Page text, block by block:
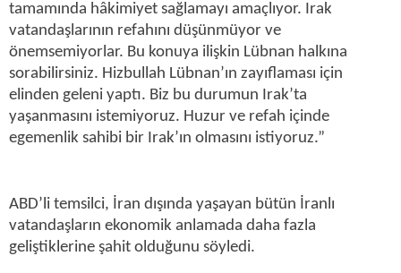
tamamında hâkimiyet sağlamayı amaçlıyor. Irak
vatandaşlarının refahını düşünmüyor ve
önemsemiyorlar. Bu konuya ilişkin Lübnan halkına
sorabilirsiniz. Hizbullah Lübnan’ın zayıflaması için
elinden geleni yaptı. Biz bu durumun Irak’ta
yaşanmasını istemiyoruz. Huzur ve refah içinde
egemenlik sahibi bir Irak’ın olmasını istiyoruz.”
ABD’li temsilci, İran dışında yaşayan bütün İranlı
vatandaşların ekonomik anlamada daha fazla
geliştiklerine şahit olduğunu söyledi.